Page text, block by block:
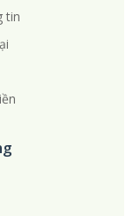
tin